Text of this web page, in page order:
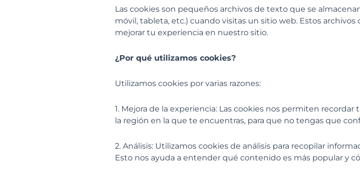
Las cookies son pequeños archivos de texto que se
móvil, tableta, etc.) cuando visitas un sitio web. Estos
mejorar tu experiencia en nuestro sitio.
¿Por qué utilizamos cookies?
Utilizamos cookies por varias razones:
1. Mejora de la experiencia: Las cookies nos permiten
la región en la que te encuentras, para que no tengas que
2. Análisis: Utilizamos cookies de análisis para recopilar
Esto nos ayuda a entender qué contenido es más popular y